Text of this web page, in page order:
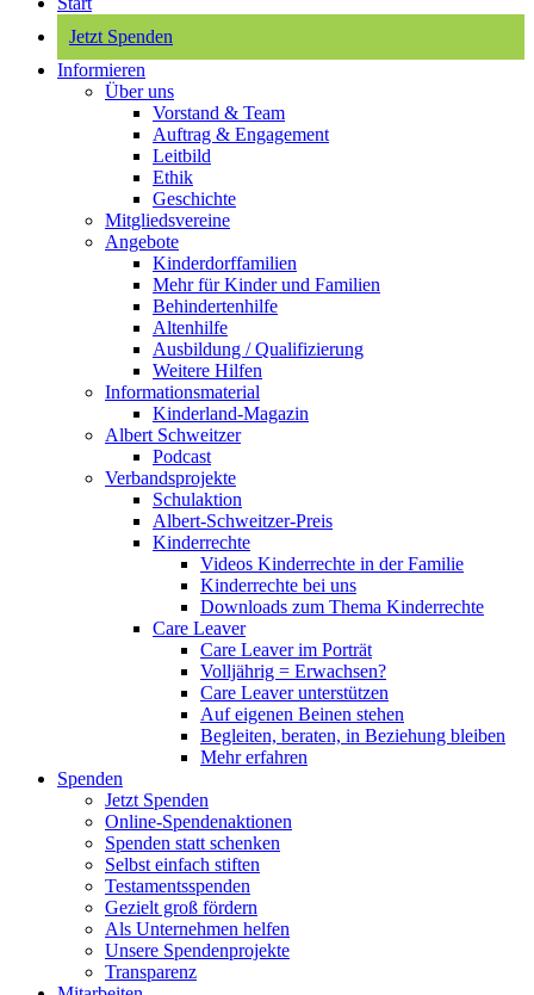
Jetzt Spenden
Informieren
Über uns
Vorstand & Team
Auftrag & Engagement
Leitbild
Ethik
Geschichte
Mitgliedsvereine
Angebote
Kinderdorffamilien
Mehr für Kinder und Familien
Behindertenhilfe
Altenhilfe
Ausbildung / Qualifizierung
Weitere Hilfen
Informationsmaterial
Kinderland-Magazin
Albert Schweitzer
Podcast
Verbandsprojekte
Schulaktion
Albert-Schweitzer-Preis
Kinderrechte
Videos Kinderrechte in der Familie
Kinderrechte bei uns
Downloads zum Thema Kinderrechte
Care Leaver
Care Leaver im Porträt
Volljährig = Erwachsen?
Care Leaver unterstützen
Auf eigenen Beinen stehen
Begleiten, beraten, in Beziehung bleiben
Mehr erfahren
Spenden
Jetzt Spenden
Online-Spendenaktionen
Spenden statt schenken
Selbst einfach stiften
Testamentsspenden
Gezielt groß fördern
Als Unternehmen helfen
Unsere Spendenprojekte
Transparenz